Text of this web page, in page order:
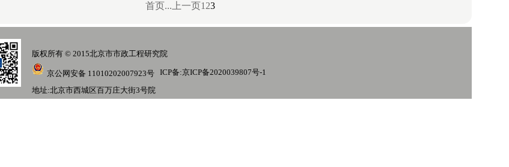
首页... 上一页1 23
版权所有 © 2015北京市市政工程研究院
京公网安备 11010202007923号 ICP备:京ICP备2020039807号-1
地址:北京市西城区百万庄大街3号院